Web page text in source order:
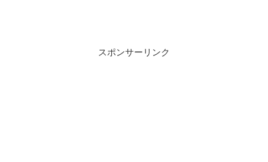
スポンサーリンク